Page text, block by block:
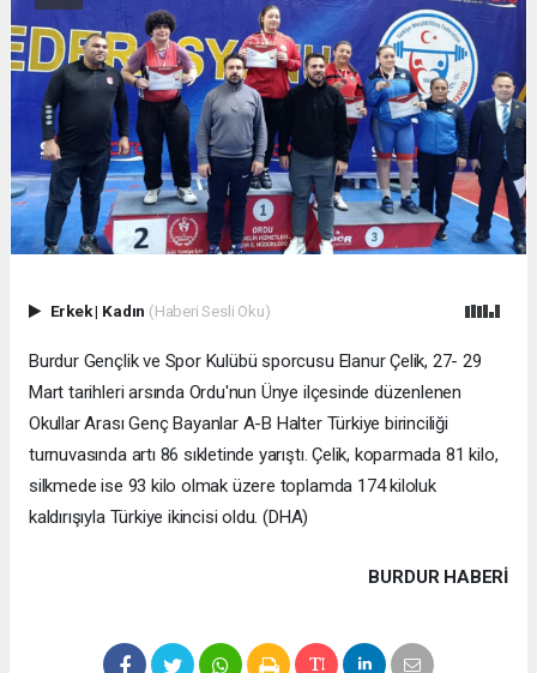
Erkek| Kadın (Haberi Sesli Oku)
Burdur Gençlik ve Spor Kulübü sporcusu Elanur Çelik, 27- 29
Mart tarihleri arsında Ordu'nun Ünye ilçesinde düzenlenen
Okullar Arası Genç Bayanlar A-B Halter Türkiye birinciliği
turnuvasında artı 86 sıkletinde yarıştı. Çelik, koparmada 81 kilo,
silkmede ise 93 kilo olmak üzere toplamda 174 kiloluk
kaldırışıyla Türkiye ikincisi oldu. (DHA)
BURDUR HABERİ